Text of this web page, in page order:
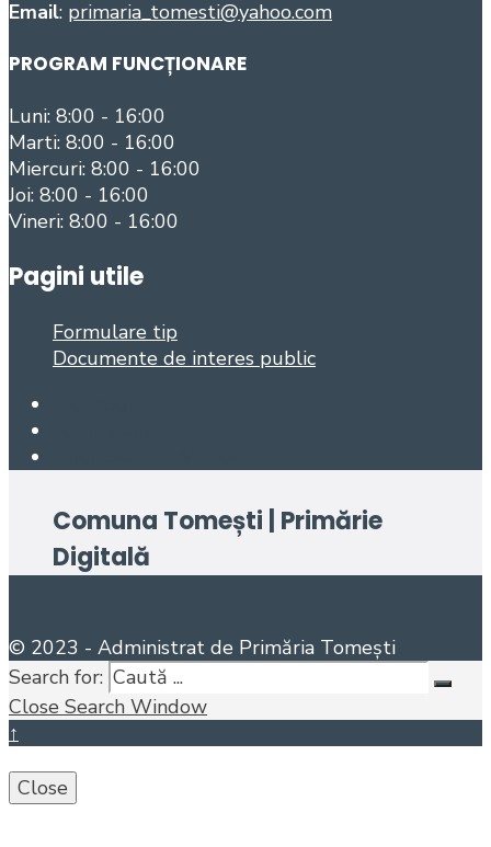
Email: primaria_tomesti@yahoo.com
PROGRAM FUNCȚIONARE
Luni: 8:00 - 16:00
Marti: 8:00 - 16:00
Miercuri: 8:00 - 16:00
Joi: 8:00 - 16:00
Vineri: 8:00 - 16:00
Pagini utile
Formulare tip
Documente de interes public
Comuna Tomești | Primărie
Digitală
© 2023 - Administrat de Primăria Tomești
Search for:
Close Search Window
↑
Close